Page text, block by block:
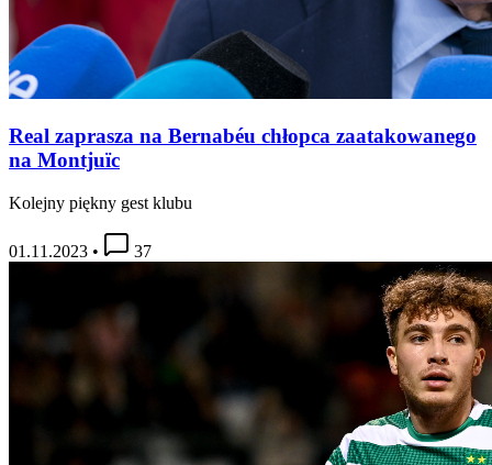
Real zaprasza na Bernabéu chłopca zaatakowanego
na Montjuïc
Kolejny piękny gest klubu
01.11.2023 • 37